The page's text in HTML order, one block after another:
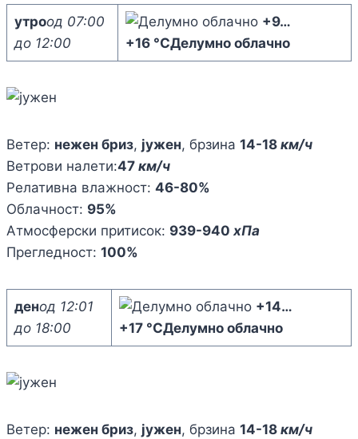
утроод 07:00
до 12:00
+9…
+16 °CДелумно облачно
Ветер: нежен бриз, јужен, брзина 14-18 км/ч
Ветрови налети:47 км/ч
Релативна влажност: 46-80%
Облачност: 95%
Атмосферски притисок: 939-940 хПа
Прегледност: 100%
денод 12:01
до 18:00
+14…
+17 °CДелумно облачно
Ветер: нежен бриз, јужен, брзина 14-18 км/ч